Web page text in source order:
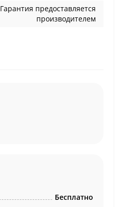
Гарантия предоставляется
производителем
Бесплатно